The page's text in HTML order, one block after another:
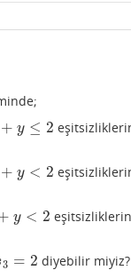
+ y ≤ 2
+ y < 2
y < 2
3 = 2 diyebilir miyiz?